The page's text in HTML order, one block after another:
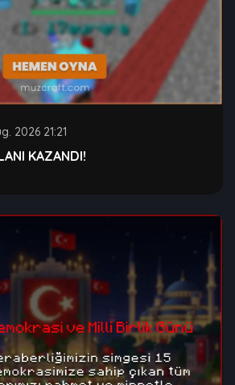
2026 21:21
KAZANDI!